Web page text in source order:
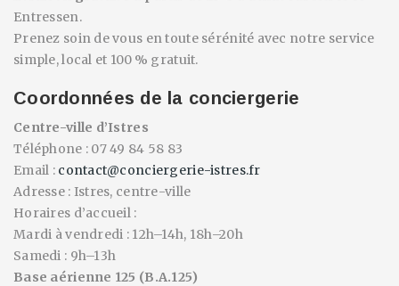
Entressen.
Prenez soin de vous en toute sérénité avec notre service
simple, local et 100 % gratuit.
Coordonnées de la conciergerie
Centre-ville d’Istres
Téléphone : 07 49 84 58 83
Email : contact@conciergerie-istres.fr
Adresse : Istres, centre-ville
Horaires d’accueil :
Mardi à vendredi : 12h–14h, 18h–20h
Samedi : 9h–13h
Base aérienne 125 (B.A.125)